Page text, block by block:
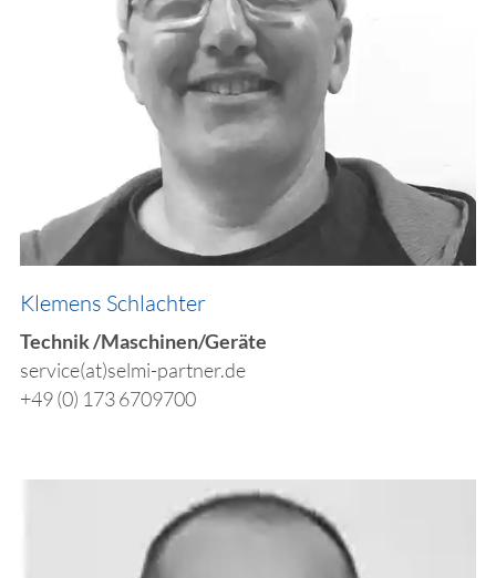
​Klemens Schlachter
Technik /Maschinen/Geräte
service(at)selmi-partner.de
+49 (0) 173 6709700